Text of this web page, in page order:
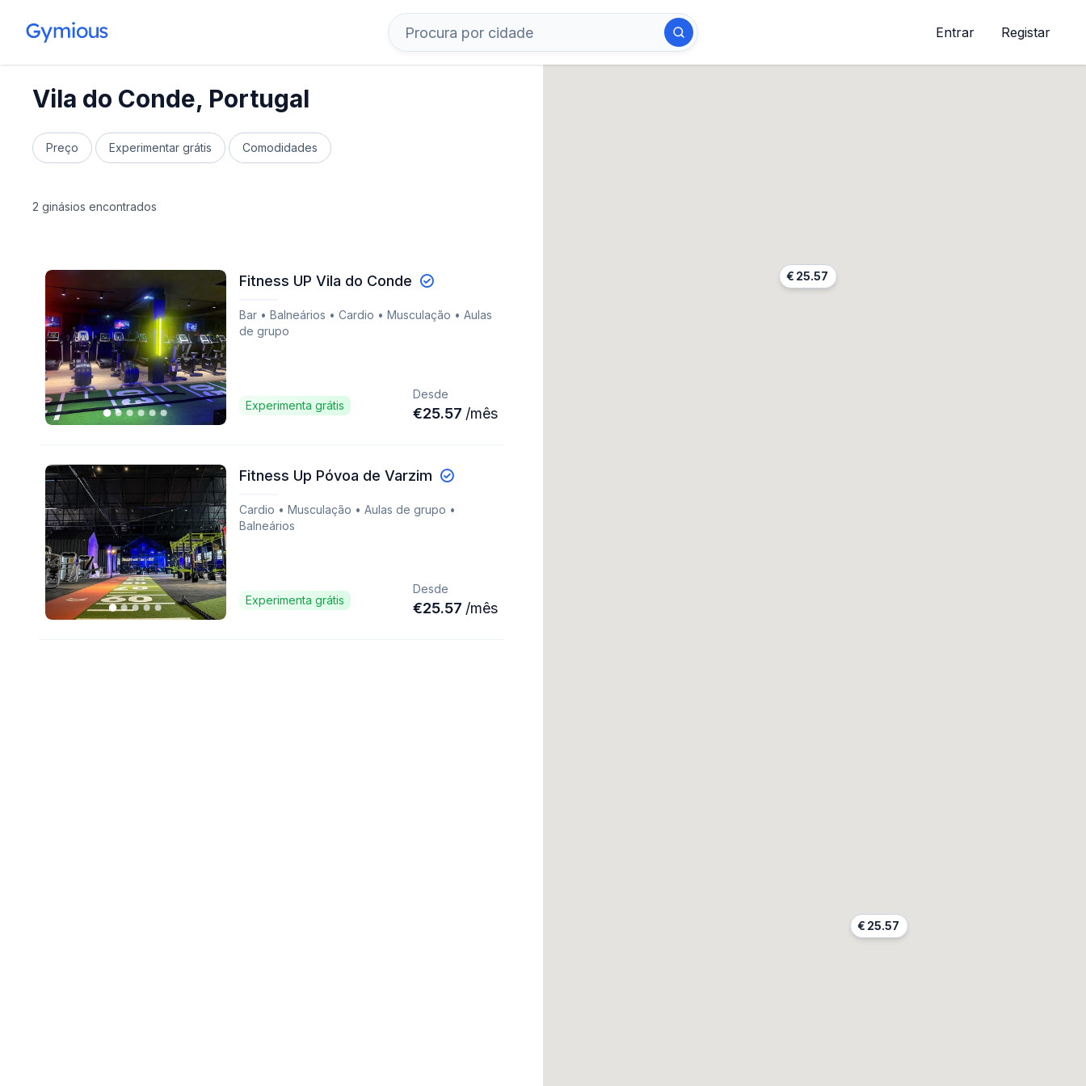
Entrar Registar
Vila do Conde, Portugal
Preço Experimentar grátis Comodidades
2 ginásios encontrados
Fitness UP Vila do Conde
Bar • Balneários • Cardio • Musculação • Aulas
de grupo
Experimenta grátis
Desde
€25.57 /mês
Fitness Up Póvoa de Varzim
Cardio • Musculação • Aulas de grupo •
Balneários
Experimenta grátis
Desde
€25.57 /mês
€ 25.57
€ 25.57